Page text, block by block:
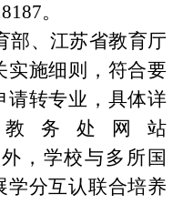
。
部、江苏省教育厅
实施细则， 符合要
请转专业，具体详
务处网站
，学校与多所国
学分互认联合培养